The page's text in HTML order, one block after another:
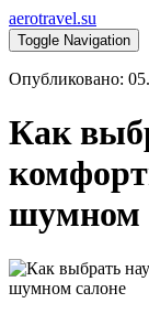
aerotravel.su
Toggle Navigation
Опубликовано:
Как
шумном